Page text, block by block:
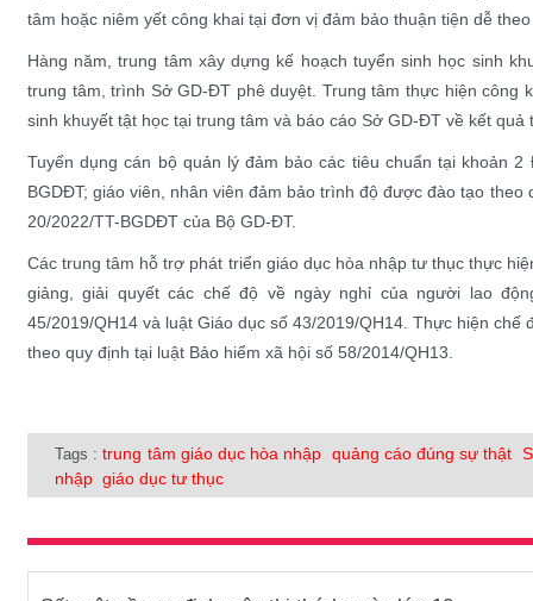
tâm hoặc niêm yết công khai tại đơn vị đảm bảo thuận tiện dễ
Hàng năm, trung tâm xây dựng kế hoạch tuyển sinh học sinh
trung tâm, trình Sở GD-ĐT phê duyệt. Trung tâm thực hiện công
sinh khuyết tật học tại trung tâm và báo cáo Sở GD-ĐT về kết quả
Tuyển dụng cán bộ quản lý đảm bảo các tiêu chuẩn tại khoản
BGDĐT; giáo viên, nhân viên đảm bảo trình độ được đào tạo
20/2022/TT-BGDĐT của Bộ GD-ĐT.
Các trung tâm hỗ trợ phát triển giáo dục hòa nhập tư thục thực
giảng, giải quyết các chế độ về ngày nghỉ của người lao
45/2019/QH14 và luật Giáo dục số 43/2019/QH14. Thực hiện
theo quy định tại luật Bảo hiểm xã hội số 58/2014/QH13.
Tags :trung tâm giáo dục hòa nhập quảng cáo đúng sự thật
nhập giáo dục tư thục